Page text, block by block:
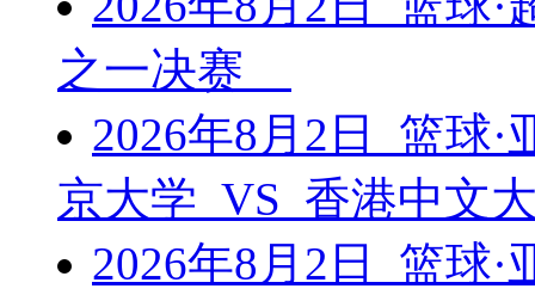
之一决赛
2026年8月2日 篮球
京大学 VS 香港中文
2026年8月2日 篮球